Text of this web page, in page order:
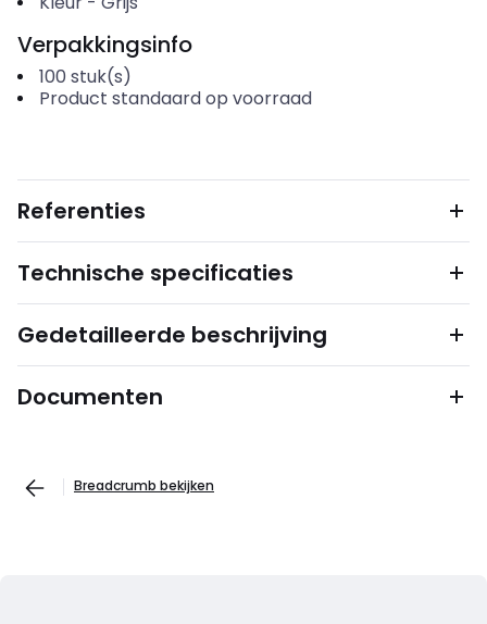
Verpakkingsinfo
100 stuk(s)
Product standaard op voorraad
Referenties
Technische specificaties
Gedetailleerde beschrijving
Documenten
Breadcrumb bekijken